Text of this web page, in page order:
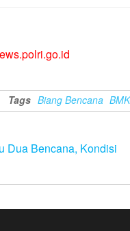
Tags Biang Bencana
Dua Bencana, Kondisi